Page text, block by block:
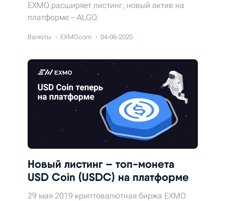
EXMO расширяет листинг, новый актив на
платформе – ALGO.
Валюты EXMO.com 04-06-2020
Новый листинг – топ-монета
USD Coin (USDC) на платформе
29 мая 2019 криптовалютная биржа EXMO